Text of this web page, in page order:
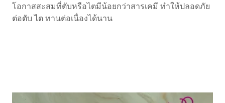
โอกาสสะสมที่ตับหรือไตมีน้อยกว่าสารเคมี ทำให้ปลอดภัย
ต่อตับ ไต ทานต่อเนื่องได้นาน